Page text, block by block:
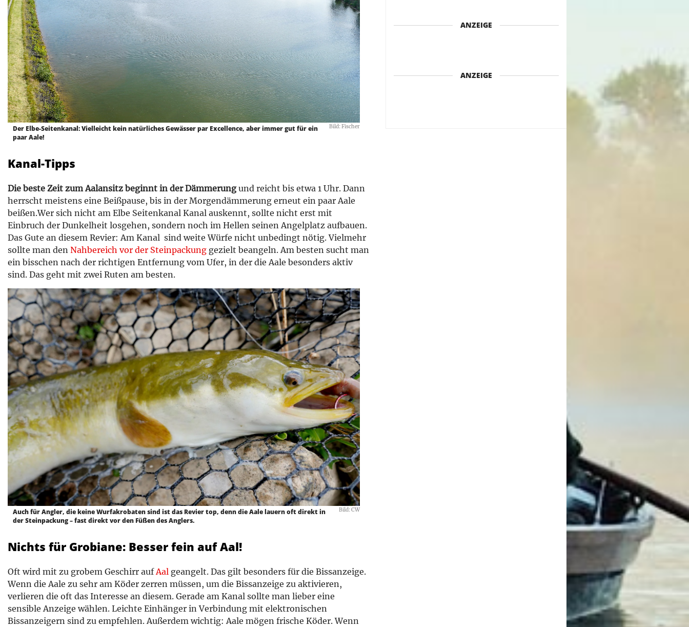
Bild: Fischer
Der Elbe-Seitenkanal: Vielleicht kein natürliches Gewässer par Excellence, aber immer gut für ein
paar Aale!
Kanal-Tipps
Die beste Zeit zum Aalansitz beginnt in der Dämmerungund reicht bis etwa 1 Uhr. Dann
herrscht meistens eine Beißpause, bis in der Morgendämmerung erneut ein paar Aale
beißen.Wer sich nicht am Elbe Seitenkanal Kanal auskennt, sollte nicht erst mit
Einbruch der Dunkelheit losgehen, sondern noch im Hellen seinen Angelplatz aufbauen.
Das Gute an diesem Revier: Am Kanal sind weite Würfe nicht unbedingt nötig. Vielmehr
sollte man den Nahbereich vor der Steinpackung gezielt beangeln. Am besten sucht man
ein bisschen nach der richtigen Entfernung vom Ufer, in der die Aale besonders aktiv
sind. Das geht mit zwei Ruten am besten.
Bild: CW
Auch für Angler, die keine Wurfakrobaten sind ist das Revier top, denn die Aale lauern oft direkt in
der Steinpackung – fast direkt vor den Füßen des Anglers.
Nichts für Grobiane: Besser fein auf Aal!
Oft wird mit zu grobem Geschirr aufAal geangelt. Das gilt besonders für die Bissanzeige.
Wenn die Aale zu sehr am Köder zerren müssen, um die Bissanzeige zu aktivieren,
verlieren die oft das Interesse an diesem. Gerade am Kanal sollte man lieber eine
sensible Anzeige wählen. Leichte Einhänger in Verbindung mit elektronischen
Bissanzeigern sind zu empfehlen. Außerdem wichtig: Aale mögen frische Köder. Wenn
ANZEIGE
ANZEIGE